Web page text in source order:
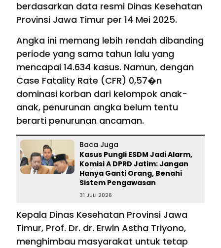
berdasarkan data resmi Dinas Kesehatan
Provinsi Jawa Timur per 14 Mei 2025.
Angka ini memang lebih rendah dibanding
periode yang sama tahun lalu yang
mencapai 14.634 kasus. Namun, dengan
Case Fatality Rate (CFR) 0,57�n
dominasi korban dari kelompok anak-
anak, penurunan angka belum tentu
berarti penurunan ancaman.
Baca Juga
Kasus Pungli ESDM Jadi Alarm,
Komisi A DPRD Jatim: Jangan
Hanya Ganti Orang, Benahi
Sistem Pengawasan
31 JULI 2026
Kepala Dinas Kesehatan Provinsi Jawa
Timur, Prof. Dr. dr. Erwin Astha Triyono,
menghimbau masyarakat untuk tetap